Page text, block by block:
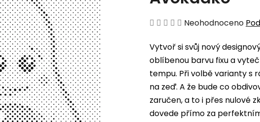
Průměrné
produktu
je
0,0
z
5
hvězdiček.
Neohodnoceno
Vytvoř si svůj nový
oblíbenou barvu fixu a
tempu. Při volbě varianty s
na zeď. A že bude co
zaručen, a to i přes nulové
dovede přímo za